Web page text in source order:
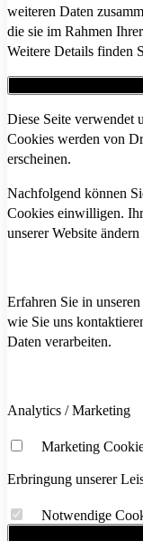
weiteren Daten
die sie im Rahmen
Weitere Details finden
Diese Seite verwendet
Cookies werden von
erscheinen.
Nachfolgend können
Cookies einwilligen.
unserer Website
Erfahren Sie in unseren
wie Sie uns
Daten verarbeiten.
Analytics / Marketing
Marketing
Erbringung unserer
Notwendige